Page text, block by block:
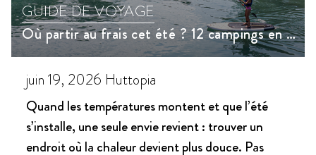
GUIDE DE VOYAGE
Où partir au frais cet été ? 12 campings en France pour échapper à la chaleur
juin 19, 2026 Huttopia
Quand les températures montent et que l’été
s’installe, une seule envie revient : trouver un
endroit où la chaleur devient plus douce. Pas